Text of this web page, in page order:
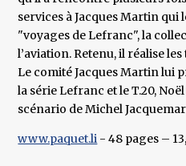
services à Jacques Martin qui
"voyages de Lefranc", la
l’aviation. Retenu, il réalise
Le comité Jacques Martin lui
la série Lefranc et le T.20,
scénario de Michel
www.paquet.li - 48 pages –